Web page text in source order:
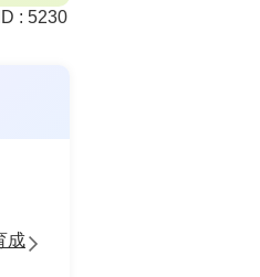
: 5230
成